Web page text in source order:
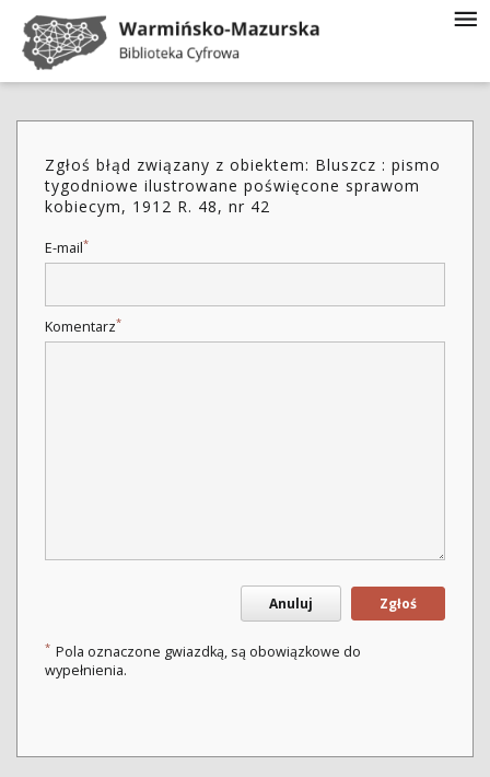
Zgłoś błąd związany z obiektem: Bluszcz : pismo
tygodniowe ilustrowane poświęcone sprawom
kobiecym, 1912 R. 48, nr 42
E-mail*
Komentarz*
Anuluj Zgłoś
* Pola oznaczone gwiazdką, są obowiązkowe do
wypełnienia.